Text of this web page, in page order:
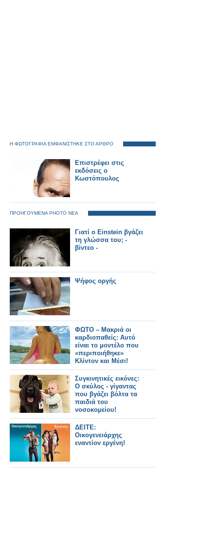
Η ΦΩΤΟΓΡΑΦΙΑ ΕΜΦΑΝΙΣΤΗΚΕ ΣΤΟ ΑΡΘΡΟ
Επιστρέφει στις
εκδόσεις ο
Κωστόπουλος
ΠΡΟΗΓΟΥΜΕΝΑ PHOTO ΝΕΑ
Γιατί ο Einstein βγάζει
τη γλώσσα του; -
βίντεο -
Ψήφος οργής
ΦΩΤΟ – Μακριά οι
καρδιοπαθείς: Αυτό
είναι το μοντέλο που
«περιποιήθηκε»
Κλίντον και Μέσι!
Συγκινητικές εικόνες:
Ο σκύλος - γίγαντας
που βγάζει βόλτα τα
παιδιά του
νοσοκομείου!
ΔΕΙΤΕ:
Οικογενειάρχης
εναντίον εργένη!